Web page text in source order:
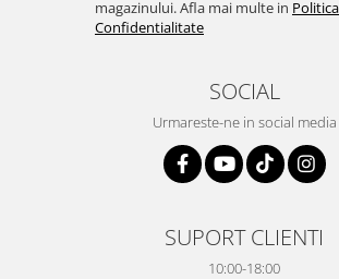
magazinului. Afla mai multe in
Confidentialitate
SOCIAL
Urmareste-ne in social media
SUPORT CLIENTI
10:00-18:00